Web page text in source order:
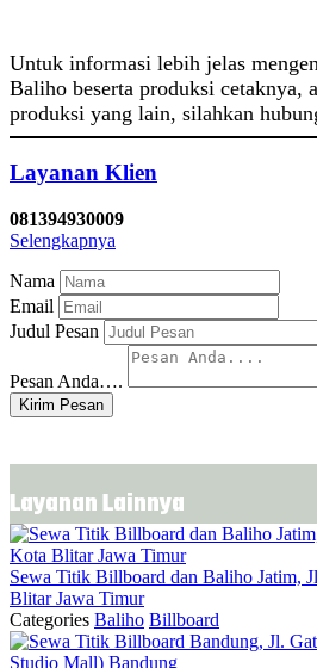
Untuk informasi lebih jelas
Baliho beserta produksi cetaknya,
produksi yang lain, silahkan
Layanan Klien
081394930009
Selengkapnya
Nama
Email
Judul Pesan
Pesan Anda….
Kirim Pesan
Layanan Lainnya
Sewa Titik Billboard dan Baliho Jatim,
Blitar Jawa Timur
Categories Baliho Billboard